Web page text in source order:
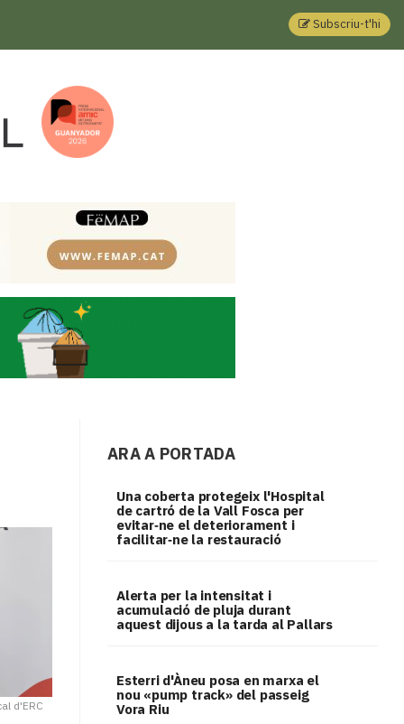
Subscriu-t'hi
d'ERC
ARA A PORTADA
Una coberta protegeix l'Hospital
de cartró de la Vall Fosca per
evitar‑ne el deteriorament i
facilitar‑ne la restauració
Alerta per la intensitat i
acumulació de pluja durant
aquest dijous a la tarda al Pallars
Esterri d'Àneu posa en marxa el
nou «pump track» del passeig
Vora Riu